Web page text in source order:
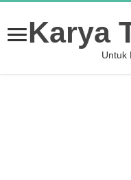
Karya
Untuk